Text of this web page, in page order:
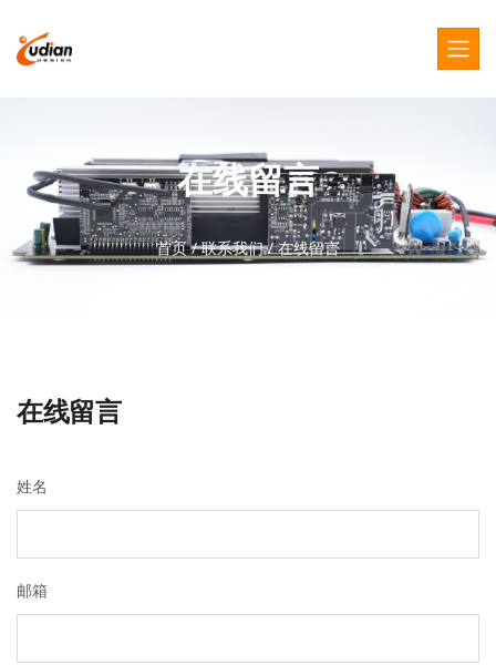
在线留言
首页/联系我们/在线留言
在线留言
姓名
邮箱